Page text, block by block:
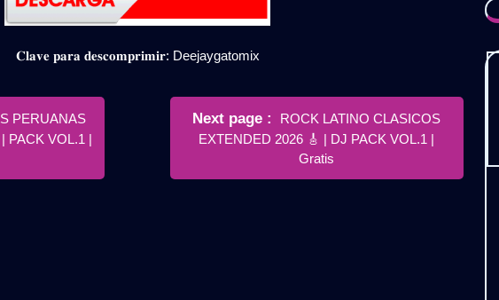
𝐂𝐥𝐚𝐯𝐞 𝐩𝐚𝐫𝐚 𝐝𝐞𝐬𝐜𝐨𝐦𝐩𝐫𝐢𝐦𝐢𝐫: Deejaygatomix
PERUANAS
VOL.1 |
Next page
Newer
Posts
ROCK LATINO CLASICOS
EXTENDED 2026 🎸 | DJ PACK VOL.1 |
Gratis